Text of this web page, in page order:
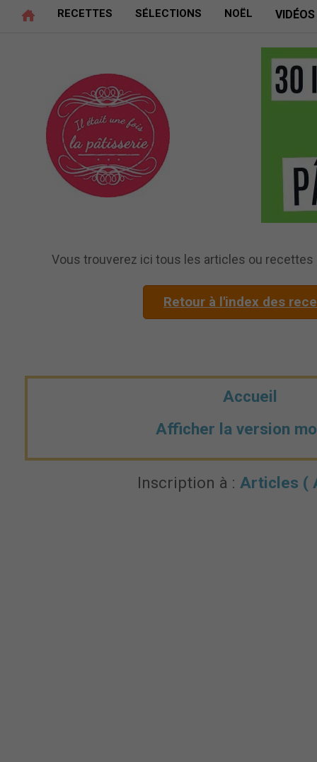
RECETTES SÉLECTIONS NOËL VIDÉOS
Vous trouverez ici tous les articles ou
Retour à l'index des
Accueil
Afficher la version
Inscription à :Articles (